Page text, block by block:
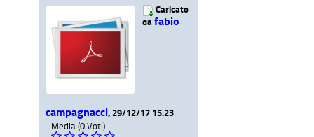
Caricato
da fabio
campagnacci , 29/12/17 15.23
Media (0 Voti)